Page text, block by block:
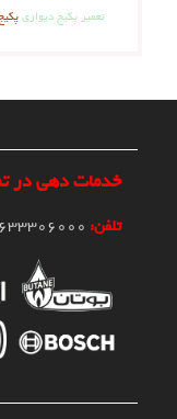
تعمیر پکیج دیواری پکیج
خدمات دهی در
تلفن: